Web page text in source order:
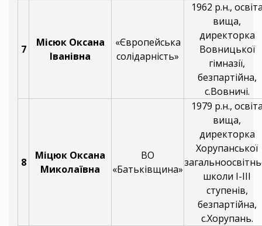
7
Місюк Оксана
Іванівна
«Європейська
солідарність»
1962 р.н.,
вища,
директорка
Вовницької
гімназії,
безпартійна,
с.Вовничі.
8
Міцюк Оксана
Миколаївна
ВО
«Батьківщина»
1979 р.н.,
вища,
директорка
Хорупанської
школи І-ІІІ
ступенів,
безпартійна,
с.Хорупань.